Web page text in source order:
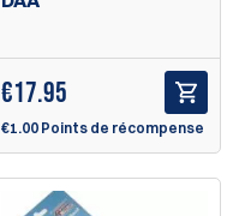
€17.95
€1.00 Points de récompense